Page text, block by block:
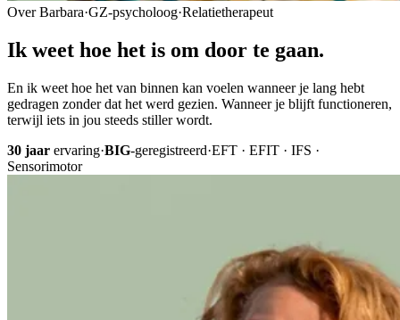
Over Barbara·GZ-psycholoog·Relatietherapeut
Ik weet hoe het is om door te gaan.
En ik weet hoe het van binnen kan voelen wanneer je lang hebt
gedragen zonder dat het werd gezien. Wanneer je blijft functioneren,
terwijl iets in jou steeds stiller wordt.
30 jaar ervaring·BIG-geregistreerd·EFT · EFIT · IFS ·
Sensorimotor